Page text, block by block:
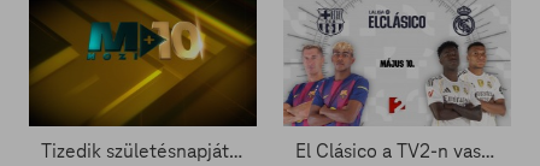
Tizedik születésnapját ünnepli a Mozi+ El Clásico a TV2-n vasárnap este